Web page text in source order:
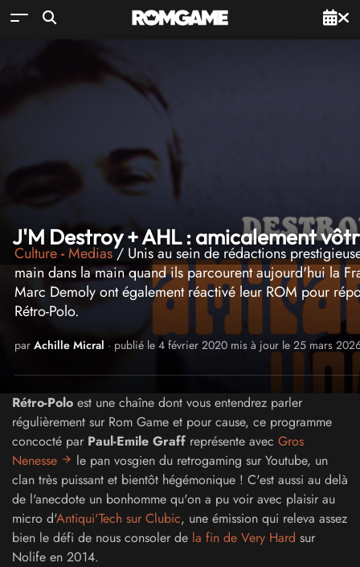
J'M Destroy + AHL : amicalement
Culture-Medias/ Unis au sein de rédactions
main dans la main quand ils parcourent aujourd'hui la
Marc Demoly ont également réactivé leur ROM pour
Rétro-Polo.
par Achille Micral · publié le 4 février 2020 mis à jour le 25 mars
Rétro-Polo est une chaîne dont vous entendrez parler
régulièrement sur Rom Game et pour cause, ce programme
concocté par Paul-Emile Graff représente avec Gros
Nenesse
le pan vosgien du retrogaming sur Youtube, un
clan très puissant et bientôt hégémonique ! C'est aussi au delà
de l'anecdote un bonhomme qu'on a pu voir avec plaisir au
micro d'Antiqui'Tech sur Clubic, une émission qui releva assez
bien le défi de nous consoler de la fin de Very Hard sur
Nolife en 2014.